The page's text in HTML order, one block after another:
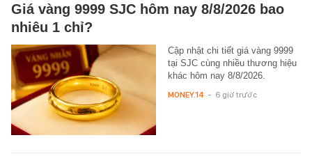
Giá vàng 9999 SJC hôm nay 8/8/2026 bao
nhiêu 1 chỉ?
Cập nhật chi tiết giá vàng 9999
tại SJC cùng nhiều thương hiệu
khác hôm nay 8/8/2026.
MONEY.14 - 6 giờ trước